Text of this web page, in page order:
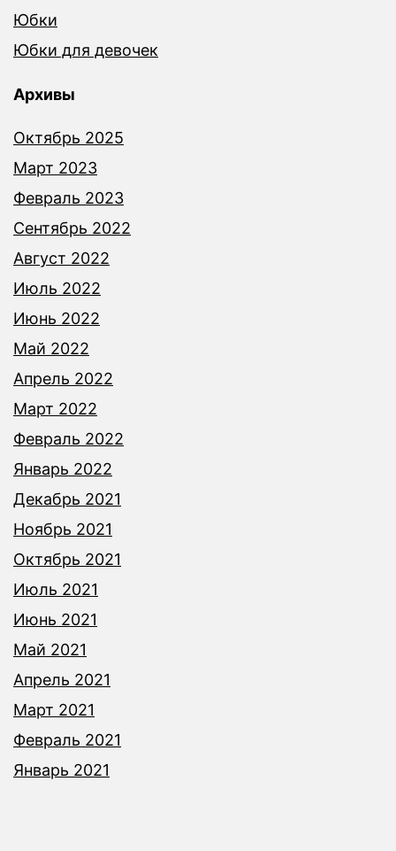
Юбки
Юбки для девочек
Архивы
Октябрь 2025
Март 2023
Февраль 2023
Сентябрь 2022
Август 2022
Июль 2022
Июнь 2022
Май 2022
Апрель 2022
Март 2022
Февраль 2022
Январь 2022
Декабрь 2021
Ноябрь 2021
Октябрь 2021
Июль 2021
Июнь 2021
Май 2021
Апрель 2021
Март 2021
Февраль 2021
Январь 2021